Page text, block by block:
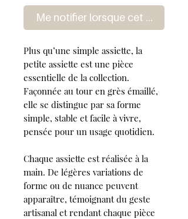
Me notifier lorsque cet article
Plus qu’une simple assiette, la
petite assiette est une pièce
essentielle de la collection.
Façonnée au tour en grès émaillé,
elle se distingue par sa forme
simple, stable et facile à vivre,
pensée pour un usage quotidien.
Chaque assiette est réalisée à la
main. De légères variations de
forme ou de nuance peuvent
apparaître, témoignant du geste
artisanal et rendant chaque pièce